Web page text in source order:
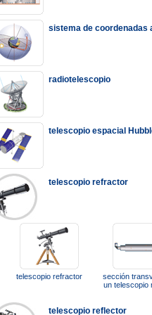
sistema de coordenadas
radiotelescopio
telescopio espacial
telescopio refractor
telescopio refractor
sección
un telescopio
telescopio reflector